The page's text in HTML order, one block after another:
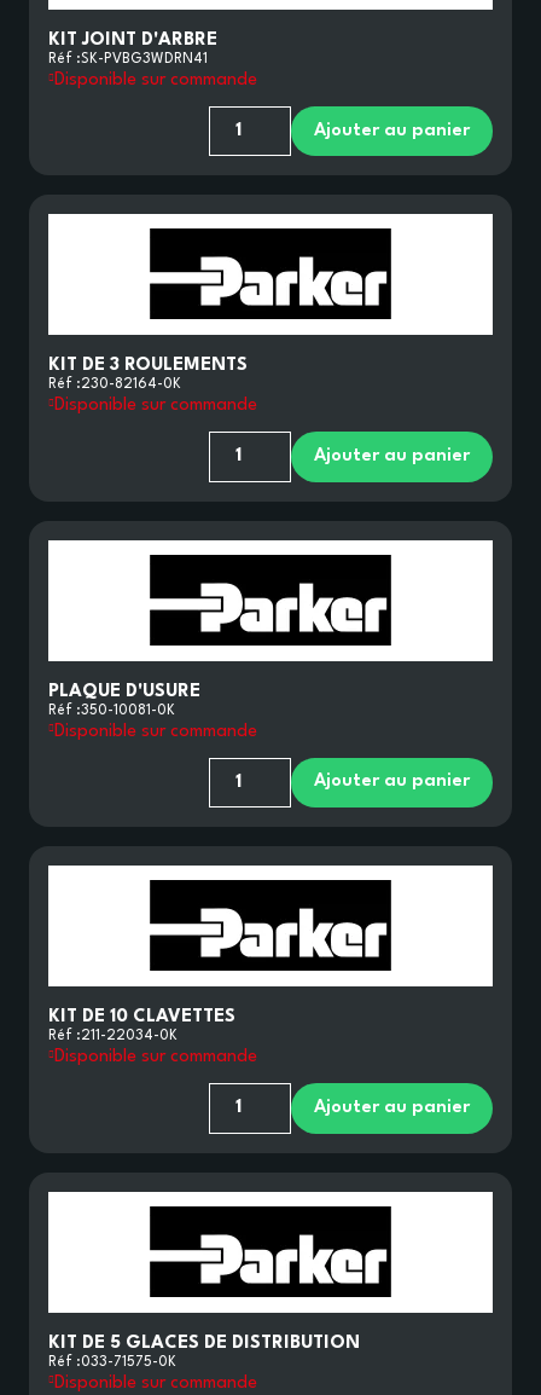
HYDROSR
PIÈCES ET COMPOSANTS
NOMENCLATURES
KIT JOINT D'ARBRE
Réf :SK-PVBG3WDRN41
Disponible sur commande
Ajouter au panier
KIT DE 3 ROULEMENTS
Réf :230-82164-0K
Disponible sur commande
Ajouter au panier
PLAQUE D'USURE
Réf :350-10081-0K
Disponible sur commande
Ajouter au panier
KIT DE 10 CLAVETTES
Réf :211-22034-0K
Disponible sur commande
Ajouter au panier
KIT DE 5 GLACES DE DISTRIBUTION
Réf :033-71575-0K
Disponible sur commande